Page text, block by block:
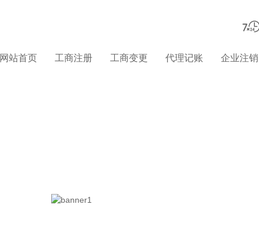
网站首页 工商注册 工商变更 代理记账 企业注销